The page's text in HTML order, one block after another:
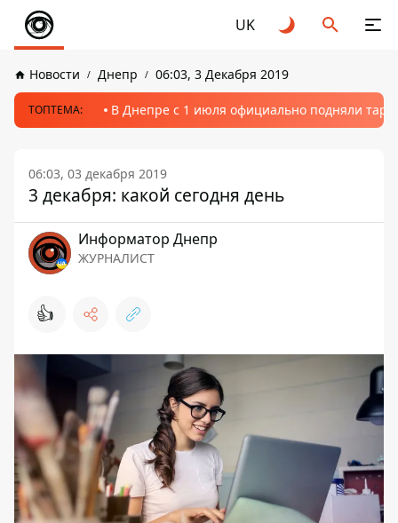
UK
Новости Днепр 06:03, 3 Декабря 2019
ТОПТЕМА: В Днепре с 1 июля официально подняли
06:03, 03 декабря 2019
3 декабря: какой сегодня день
Информатор Днепр
ЖУРНАЛИСТ
👍